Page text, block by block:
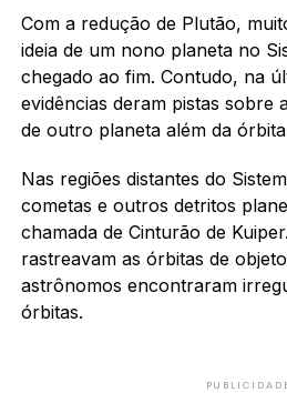
Com a redução de Plutão,
ideia de um nono planeta no
chegado ao fim. Contudo, na
evidências deram pistas sobre
de outro planeta além da
Nas regiões distantes do
cometas e outros detritos
chamada de Cinturão de
rastreavam as órbitas de
astrônomos encontraram
órbitas.